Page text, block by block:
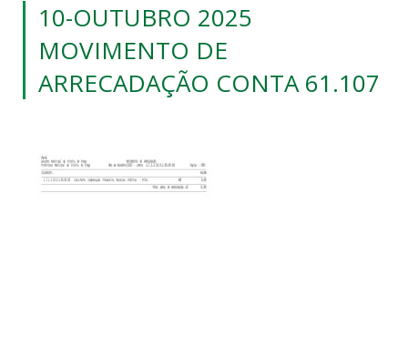
10-OUTUBRO 2025
MOVIMENTO DE
ARRECADAÇÃO CONTA 61.107